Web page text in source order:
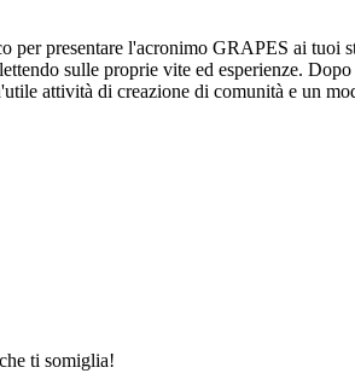
per presentare l'acronimo GRAPES ai
sulle proprie vite ed esperienze.
attività di creazione di comunità e un
ti somiglia!